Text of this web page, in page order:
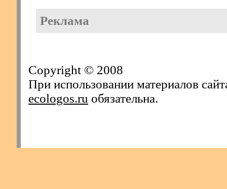
Реклама
Copyright © 2008
При использовании материалов
ecologos.ru обязательна.